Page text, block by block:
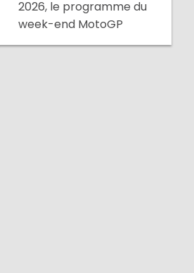
2026, le programme du
week-end MotoGP